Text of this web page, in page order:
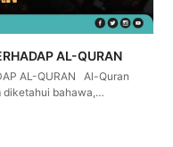
AL-QURAN
AL-QURAN Al-Quran
diketahui bahawa,…